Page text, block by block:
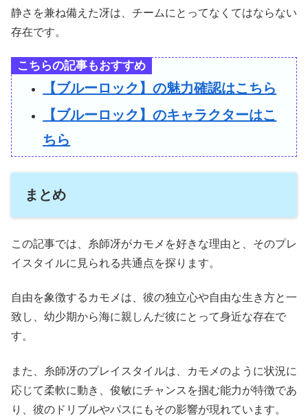
静さを兼ね備えた冴は、チームにとってなくてはならない
存在です。
こちらの記事もおすすめ
【ブルーロック】の魅力確認はこちら
【ブルーロック】のキャラクターはこ
ちら
まとめ
この記事では、糸師冴がカモメを好きな理由と、そのプレ
イスタイルに見られる共通点を探ります。
自由を象徴するカモメは、彼の独立心や自由な生き方と一
致し、幼少期から海に親しんだ彼にとって身近な存在で
す。
また、糸師冴のプレイスタイルは、カモメのように状況に
応じて柔軟に動き、俊敏にチャンスを掴む能力が特徴であ
り、彼のドリブルやパスにもその影響が現れています。